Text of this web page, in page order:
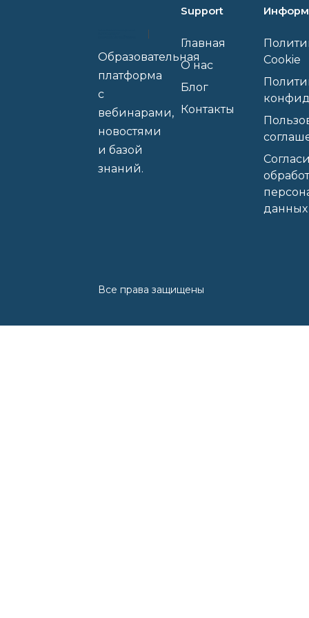
другими
коленного сустава.
сложном
словами и
полезными
лайфхаками,
понять и
этими
Не упустите
ценные знания и
задать свои
экспертам в
на вебинаре!
Образовательная
платформа
с
вебинарами,
новостями
и базой
знаний.
Support
Главная
О нас
Блог
Контакты
Cookie
данных
Все права защищены